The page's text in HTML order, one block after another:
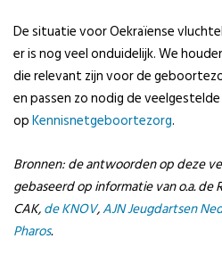
De situatie voor Oekraïense
er is nog veel onduidelijk. We
die relevant zijn voor de
en passen zo nodig de
opKennisnetgeboortezorg.
Bronnen: de antwoorden op deze
gebaseerd op informatie van o.a. de
CAK,de KNOV,AJN Jeugdartsen
Pharos.